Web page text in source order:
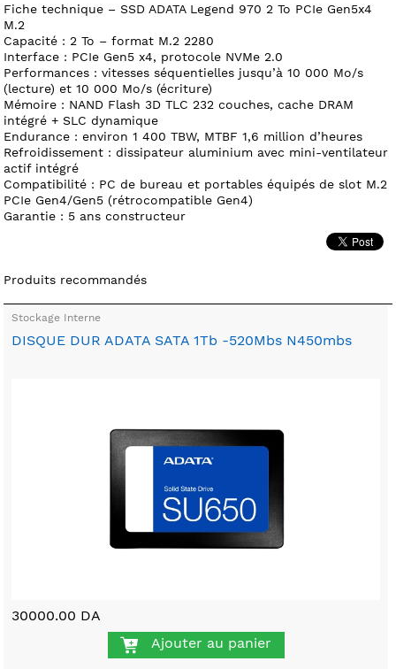
Fiche technique – SSD ADATA Legend 970 2 To PCIe Gen5x4
M.2
Capacité : 2 To – format M.2 2280
Interface : PCIe Gen5 x4, protocole NVMe 2.0
Performances : vitesses séquentielles jusqu’à 10 000 Mo/s
(lecture) et 10 000 Mo/s (écriture)
Mémoire : NAND Flash 3D TLC 232 couches, cache DRAM
intégré + SLC dynamique
Endurance : environ 1 400 TBW, MTBF 1,6 million d’heures
Refroidissement : dissipateur aluminium avec mini-ventilateur
actif intégré
Compatibilité : PC de bureau et portables équipés de slot M.2
PCIe Gen4/Gen5 (rétrocompatible Gen4)
Garantie : 5 ans constructeur
Produits recommandés
Stockage Interne
DISQUE DUR ADATA SATA 1Tb -520Mbs N450mbs
30000.00 DA
Ajouter au panier